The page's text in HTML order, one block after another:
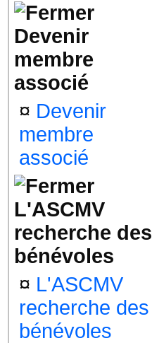
Devenir
membre
associé
¤ Devenir
membre
associé
L'ASCMV
recherche des
bénévoles
¤ L'ASCMV
recherche des
bénévoles